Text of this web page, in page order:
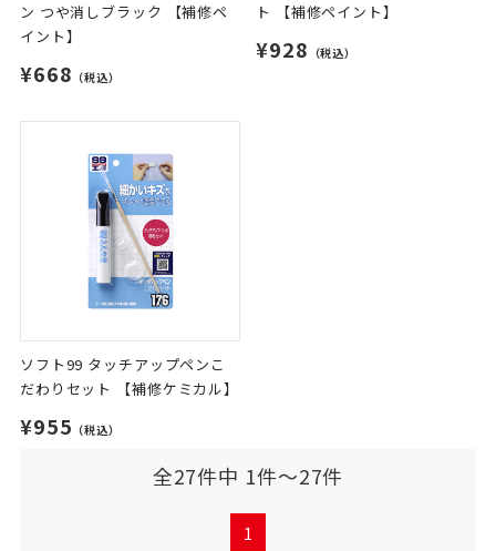
ン つや消しブラック 【補修ペ
イント】
¥668 （税込）
ト 【補修ペイント】
¥928 （税込）
ソフト99 タッチアップペンこ
だわりセット 【補修ケミカル】
¥955 （税込）
全27件中 1件～27件
1